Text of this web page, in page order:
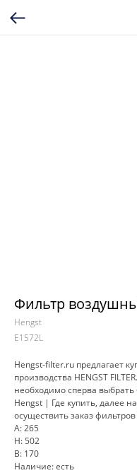
Фильтр
Hengst
E1572L
Hengst-filter.ru предлагает
производства HENGST
необходимо сперва
Hengst | Где купить, далее
осуществить заказ фильтров
A: 265
H: 502
B: 170
Наличие: есть